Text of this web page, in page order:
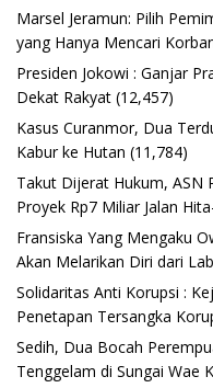
Marsel Jeramun: Pilih
yang Hanya Mencari
Presiden Jokowi : Ganjar
Dekat Rakyat (12,457)
Kasus Curanmor, Dua
Kabur ke Hutan (11,784)
Takut Dijerat Hukum, ASN
Proyek Rp7 Miliar Jalan
Fransiska Yang Mengaku
Akan Melarikan Diri dari
Solidaritas Anti Korupsi :
Penetapan Tersangka
Sedih, Dua Bocah
Tenggelam di Sungai Wae